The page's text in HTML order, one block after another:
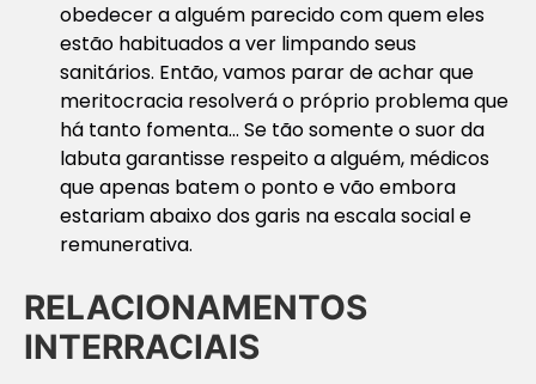
obedecer a alguém parecido com quem eles
estão habituados a ver limpando seus
sanitários. Então, vamos parar de achar que
meritocracia resolverá o próprio problema que
há tanto fomenta… Se tão somente o suor da
labuta garantisse respeito a alguém, médicos
que apenas batem o ponto e vão embora
estariam abaixo dos garis na escala social e
remunerativa.
RELACIONAMENTOS
INTERRACIAIS